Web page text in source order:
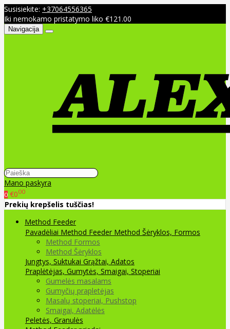
Susisiekite: +37064556365
Iki nemokamo pristatymo liko €121.00
Navigacija
Mano paskyra
0 €000
Prekių krepšelis tuščias!
Method Feeder
Pavadėliai Method Feeder Method Šėryklos, Formos
Method Formos
Method Šėryklos
Jungtys, Suktukai Grąžtai, Adatos
Praplėtėjas, Gumytės, Smaigai, Stoperiai
Gumelės masalams
Gumyčių prapletėjas
Masalų stoperiai, Pushstop
Smaigai, Adatėlės
Peletės, Granulės